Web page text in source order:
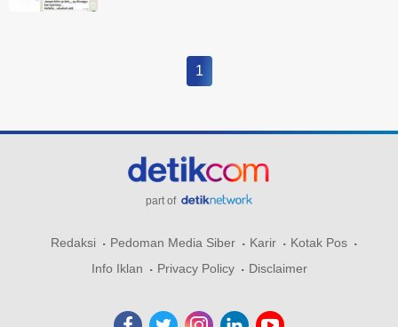
1
part of
Redaksi Pedoman Media Siber Karir
Kotak Pos
Info Iklan
Privacy Policy Disclaimer